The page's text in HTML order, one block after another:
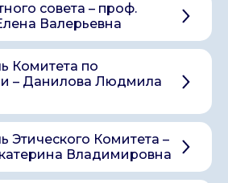
совета – проф.
Валерьевна
Комитета по
– Данилова Людмила
Этического Комитета –
Владимировна